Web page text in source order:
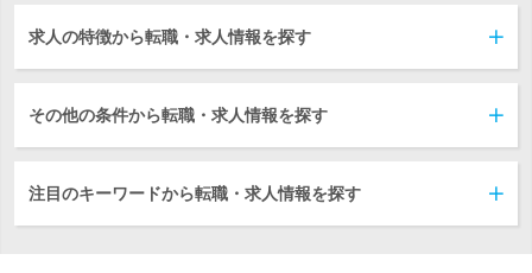
求人の特徴から転職・求人情報を探す
その他の条件から転職・求人情報を探す
注目のキーワードから転職・求人情報を探す